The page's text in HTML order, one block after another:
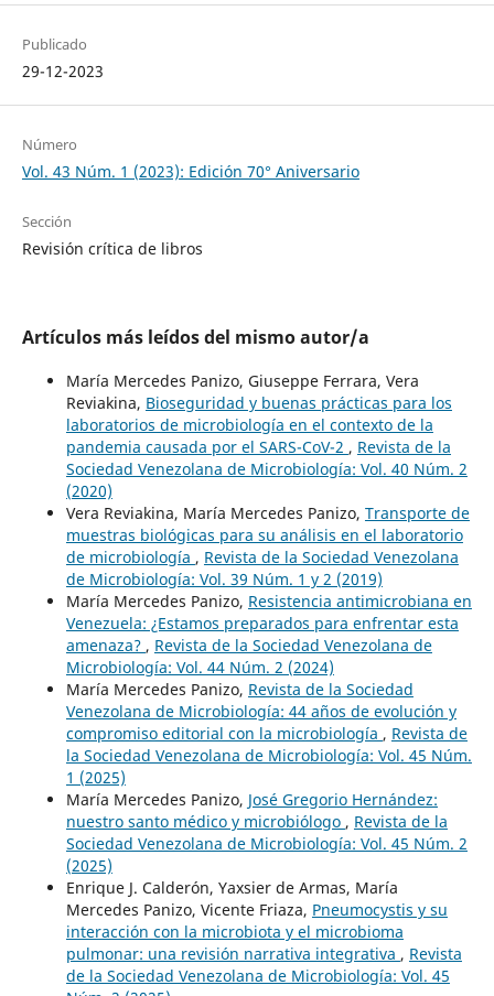
Publicado
29-12-2023
Número
Vol. 43 Núm. 1 (2023): Edición 70° Aniversario
Sección
Revisión crítica de libros
Artículos más leídos del mismo autor/a
María Mercedes Panizo, Giuseppe Ferrara, Vera
Reviakina, Bioseguridad y buenas prácticas para los
laboratorios de microbiología en el contexto de la
pandemia causada por el SARS-CoV-2 , Revista de la
Sociedad Venezolana de Microbiología: Vol. 40 Núm. 2
(2020)
Vera Reviakina, María Mercedes Panizo, Transporte de
muestras biológicas para su análisis en el laboratorio
de microbiología , Revista de la Sociedad Venezolana
de Microbiología: Vol. 39 Núm. 1 y 2 (2019)
María Mercedes Panizo, Resistencia antimicrobiana en
Venezuela: ¿Estamos preparados para enfrentar esta
amenaza? , Revista de la Sociedad Venezolana de
Microbiología: Vol. 44 Núm. 2 (2024)
María Mercedes Panizo, Revista de la Sociedad
Venezolana de Microbiología: 44 años de evolución y
compromiso editorial con la microbiología , Revista de
la Sociedad Venezolana de Microbiología: Vol. 45 Núm.
1 (2025)
María Mercedes Panizo, José Gregorio Hernández:
nuestro santo médico y microbiólogo , Revista de la
Sociedad Venezolana de Microbiología: Vol. 45 Núm. 2
(2025)
Enrique J. Calderón, Yaxsier de Armas, María
Mercedes Panizo, Vicente Friaza, Pneumocystis y su
interacción con la microbiota y el microbioma
pulmonar: una revisión narrativa integrativa , Revista
de la Sociedad Venezolana de Microbiología: Vol. 45